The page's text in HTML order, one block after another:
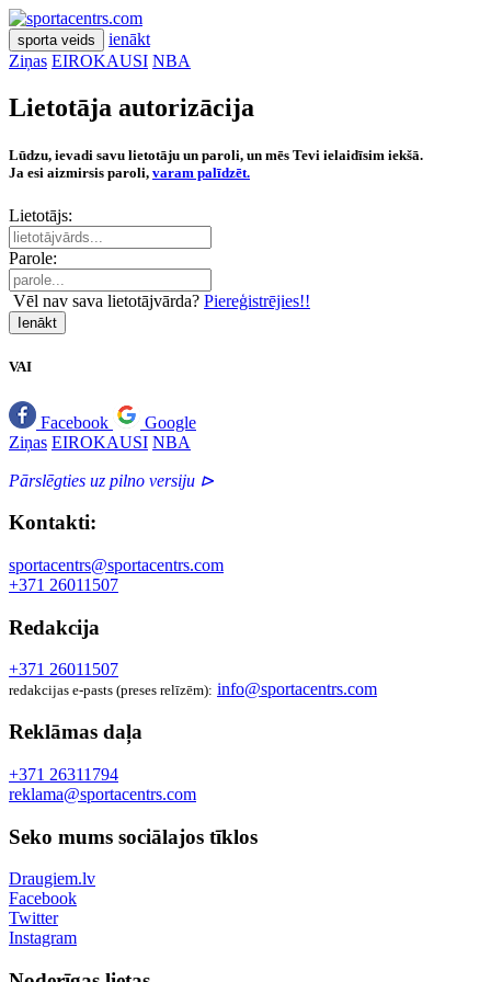
sporta veids
ienākt
Ziņas EIROKAUSI NBA
Lietotāja autorizācija
Lūdzu, ievadi savu lietotāju un paroli, un mēs Tevi ielaidīsim iekšā.
Ja esi aizmirsis paroli, varam palīdzēt.
Lietotājs:
Parole:
Vēl nav sava lietotājvārda? Piereģistrējies!!
Ienākt
VAI
Facebook
Google
Ziņas EIROKAUSI NBA
Pārslēgties uz pilno versiju ⊳
Kontakti:
sportacentrs@sportacentrs.com
+371 26011507
Redakcija
+371 26011507
redakcijas e-pasts (preses relīzēm): info@sportacentrs.com
Reklāmas daļa
+371 26311794
reklama@sportacentrs.com
Seko mums sociālajos tīklos
Draugiem.lv
Facebook
Twitter
Instagram